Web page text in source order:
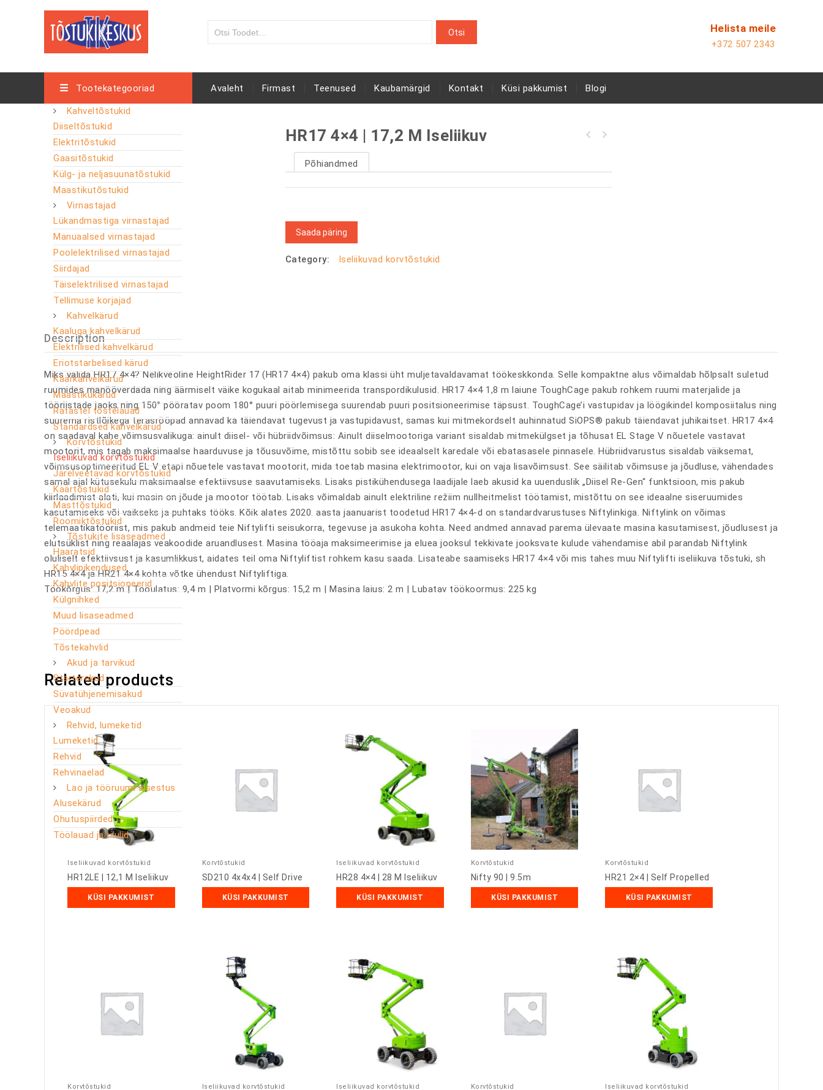
Helista meile
+372 507 2343
Tootekategooriad
Kahveltõstukid
Diiseltõstukid
Elektritõstukid
Gaasitõstukid
Külg- ja neljasuunatõstukid
Maastikutõstukid
Virnastajad
Lükandmastiga virnastajad
Manuaalsed virnastajad
Poolelektrilised virnastajad
Siirdajad
Täiselektrilised virnastajad
Tellimuse korjajad
Kahvelkärud
Kaaluga kahvelkärud
Elektrilised kahvelkärud
Eriotstarbelised kärud
Käärkahvelkärud
Maastikukärud
Ratastel tõstelauad
Standardsed kahvelkärud
Korvtõstukid
Iseliikuvad korvtõstukid
Järelveetavad korvtõstukid
Käärtõstukid
Masttõstukid
Roomiktõstukid
Tõstukite lisaseadmed
Haaratsid
Kahvlipikendused
Kahvlite positsioneerid
Külgnihked
Muud lisaseadmed
Pöördpead
Tõstekahvlid
Akud ja tarvikud
Starterakud
Süvatühjenemisakud
Veoakud
Rehvid, lumeketid
Lumeketid
Rehvid
Rehvinaelad
Lao ja tööruumi sisestus
Alusekärud
Ohutuspiirded
Töölauad ja riiulid
Avaleht Firmast Teenused Kaubamärgid Kontakt Küsi pakkumist Blogi
HR17 4×4 | 17,2 M Iseliikuv
Põhiandmed
Saada päring
Category: Iseliikuvad korvtõstukid
Description
Miks valida HR17 4×4? Nelikveoline HeightRider 17 (HR17 4×4) pakub oma klassi üht muljetavaldavamat töökeskkonda. Selle kompaktne alus võimaldab hõlpsalt suletud
ruumides manööverdada ning äärmiselt väike kogukaal aitab minimeerida transpordikulusid. HR17 4×4 1,8 m laiune ToughCage pakub rohkem ruumi materjalide ja
tööriistade jaoks ning 150° pööratav poom 180° puuri pöörlemisega suurendab puuri positsioneerimise täpsust. ToughCage’i vastupidav ja löögikindel komposiitalus ning
suurema ristlõikega terasrööpad annavad ka täiendavat tugevust ja vastupidavust, samas kui mitmekordselt auhinnatud SiOPS® pakub täiendavat juhikaitset. HR17 4×4
on saadaval kahe võimsusvalikuga: ainult diisel- või hübriidvõimsus: Ainult diiselmootoriga variant sisaldab mitmekülgset ja tõhusat EL Stage V nõuetele vastavat
mootorit, mis tagab maksimaalse haarduvuse ja tõusuvõime, mistõttu sobib see ideaalselt karedale või ebatasasele pinnasele. Hübriidvarustus sisaldab väiksemat,
võimsusoptimeeritud EL V etapi nõuetele vastavat mootorit, mida toetab masina elektrimootor, kui on vaja lisavõimsust. See säilitab võimsuse ja jõudluse, vähendades
samal ajal kütusekulu maksimaalse efektiivsuse saavutamiseks. Lisaks pistikühendusega laadijale laeb akusid ka uuenduslik „Diisel Re-Gen“ funktsioon, mis pakub
kiirlaadimist alati, kui masin on jõude ja mootor töötab. Lisaks võimaldab ainult elektriline režiim nullheitmelist töötamist, mistõttu on see ideaalne siseruumides
kasutamiseks või vaikseks ja puhtaks tööks. Kõik alates 2020. aasta jaanuarist toodetud HR17 4×4-d on standardvarustuses Niftylinkiga. Niftylink on võimas
telemaatikatööriist, mis pakub andmeid teie Niftylifti seisukorra, tegevuse ja asukoha kohta. Need andmed annavad parema ülevaate masina kasutamisest, jõudlusest ja
elutsüklist ning reaalajas veakoodide aruandlusest. Masina tööaja maksimeerimise ja eluea jooksul tekkivate jooksvate kulude vähendamise abil parandab Niftylink
oluliselt efektiivsust ja kasumlikkust, aidates teil oma Niftyliftist rohkem kasu saada. Lisateabe saamiseks HR17 4×4 või mis tahes muu Niftylifti iseliikuva tõstuki, sh
HR15 4×4 ja HR21 4×4 kohta võtke ühendust Niftyliftiga.
Töökõrgus: 17,2 m | Tööulatus: 9,4 m | Platvormi kõrgus: 15,2 m | Masina laius: 2 m | Lubatav töökoormus: 225 kg
Related products
Iseliikuvad korvtõstukid
HR12LE | 12,1 M Iseliikuv
KÜSI PAKKUMIST
Korvtõstukid
SD210 4x4x4 | Self Drive
KÜSI PAKKUMIST
Iseliikuvad korvtõstukid
HR28 4×4 | 28 M Iseliikuv
KÜSI PAKKUMIST
Korvtõstukid
Nifty 90 | 9.5m
KÜSI PAKKUMIST
Korvtõstukid
HR21 2×4 | Self Propelled
KÜSI PAKKUMIST
Korvtõstukid Iseliikuvad korvtõstukid Iseliikuvad korvtõstukid Korvtõstukid Iseliikuvad korvtõstukid